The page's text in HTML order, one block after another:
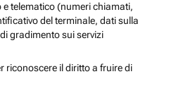
telematico (numeri chiamati,
del terminale, dati sulla
gradimento sui servizi
riconoscere il diritto a fruire di